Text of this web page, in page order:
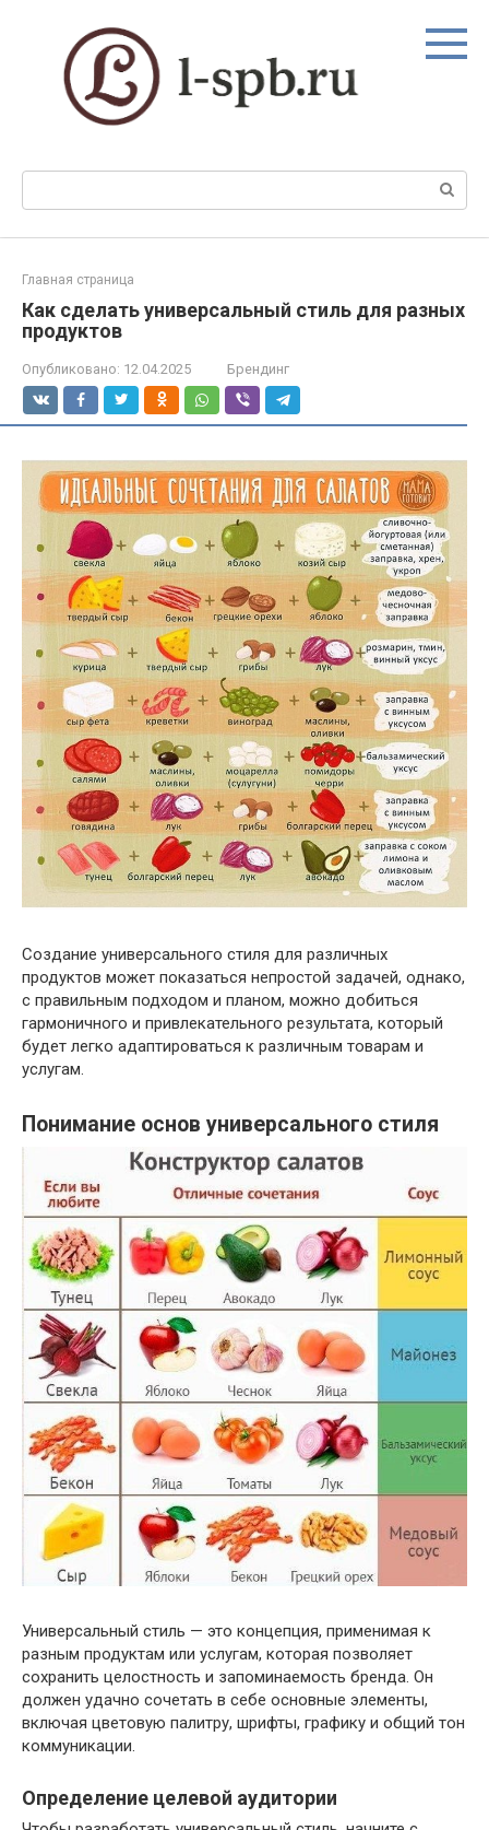
Поиск:
Главная страница
Как сделать универсальный стиль для разных
продуктов
Опубликовано: 12.04.2025 Брендинг
Создание универсального стиля для различных
продуктов может показаться непростой задачей, однако,
с правильным подходом и планом, можно добиться
гармоничного и привлекательного результата, который
будет легко адаптироваться к различным товарам и
услугам.
Понимание основ универсального стиля
Универсальный стиль — это концепция, применимая к
разным продуктам или услугам, которая позволяет
сохранить целостность и запоминаемость бренда. Он
должен удачно сочетать в себе основные элементы,
включая цветовую палитру, шрифты, графику и общий тон
коммуникации.
Определение целевой аудитории